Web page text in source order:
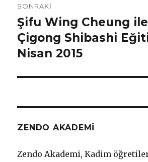
SONRAKI
Sonraki
yazı:
Şifu Wing Cheung
Çigong Shibashi
Nisan 2015
ZENDO AKADEMİ
Zendo Akademi, Kadim